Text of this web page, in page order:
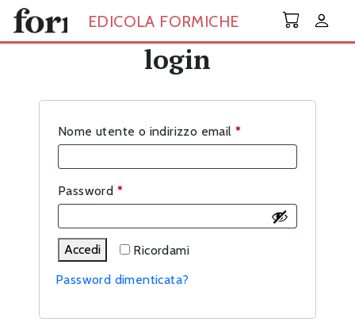
Skip to main content
EDICOLA FORMICHE
login
Nome utente o indirizzo email *Richiesto
Password *Richiesto
Ricordami
Accedi
Password dimenticata?